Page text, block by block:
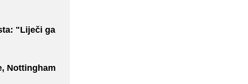
"Liječi ga
Nottingham